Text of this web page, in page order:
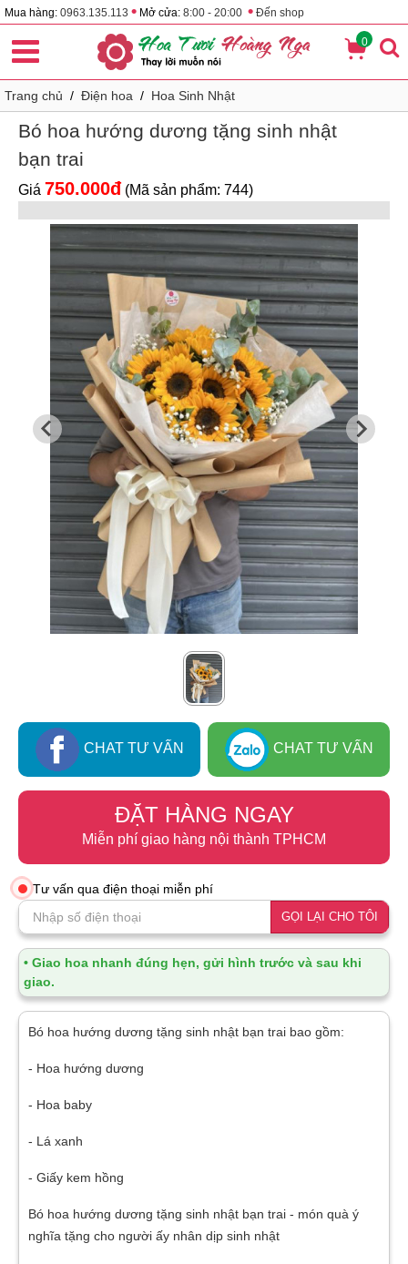
Mua hàng: 0963.135.113 • Mở cửa: 8:00 - 20:00 • Đến shop
0
Trang chủ / Điện hoa / Hoa Sinh Nhật
Bó hoa hướng dương tặng sinh nhật
bạn trai
Giá 750.000đ (Mã sản phẩm: 744)
CHAT TƯ VẤN CHAT TƯ VẤN
ĐẶT HÀNG NGAY
Miễn phí giao hàng nội thành TPHCM
Tư vấn qua điện thoại miễn phí
GỌI LẠI CHO TÔI
• Giao hoa nhanh đúng hẹn, gửi hình trước và sau khi
giao.
Bó hoa hướng dương tặng sinh nhật bạn trai bao gồm:
- Hoa hướng dương
- Hoa baby
- Lá xanh
- Giấy kem hồng
Bó hoa hướng dương tặng sinh nhật bạn trai - món quà ý
nghĩa tặng cho người ấy nhân dịp sinh nhật